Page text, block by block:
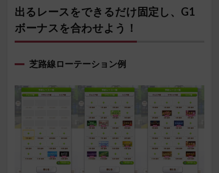
出るレースをできるだけ固定し、G1
ボーナスを合わせよう！
芝路線ローテーション例